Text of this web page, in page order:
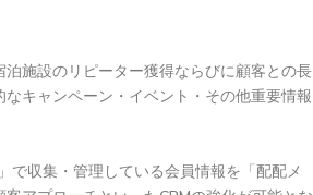
施設のリピーター獲得ならびに顧客との長
キャンペーン・イベント・その他重要情報
収集・管理している会員情報を「配配メ